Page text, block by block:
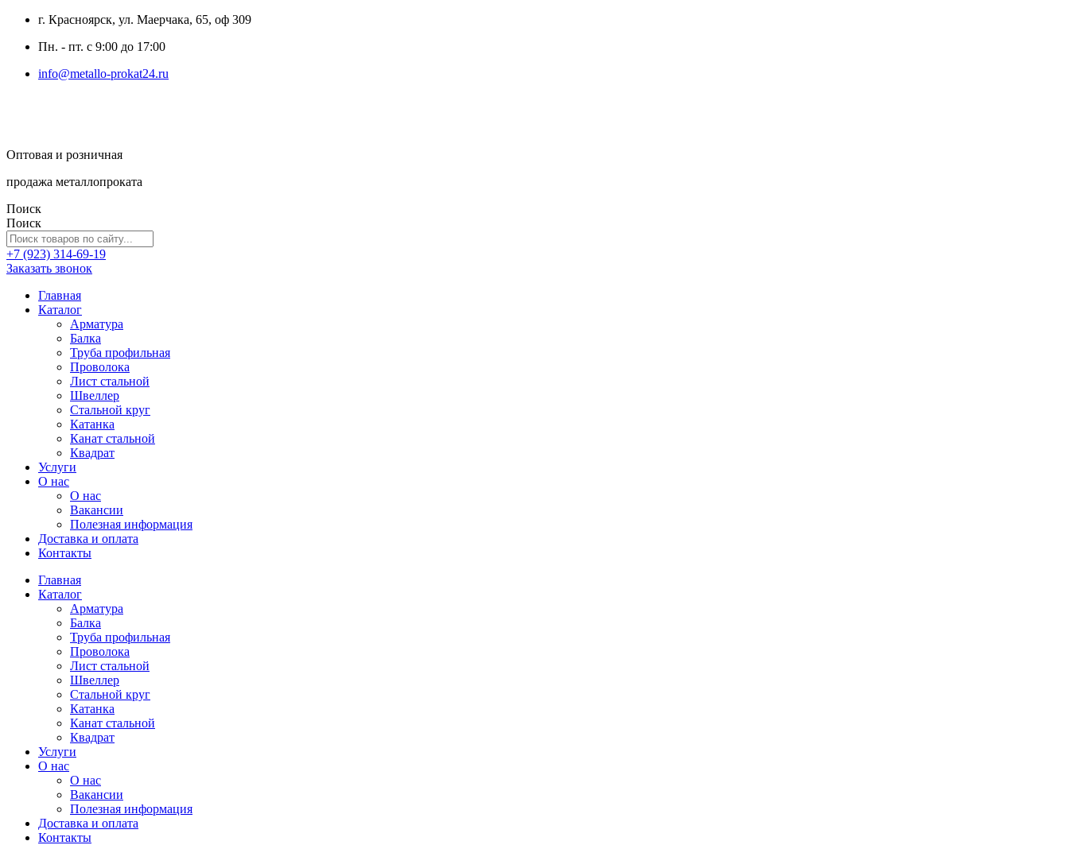
г. Красноярск, ул. Маерчака, 65, оф 309
Пн. - пт. с 9:00 до 17:00
info@metallo-prokat24.ru
Оптовая и розничная
продажа металлопроката
Поиск
Поиск
+7 (923) 314-69-19
Заказать звонок
Главная
Каталог
Арматура
Балка
Труба профильная
Проволока
Лист стальной
Швеллер
Стальной круг
Катанка
Канат стальной
Квадрат
Услуги
О нас
О нас
Вакансии
Полезная информация
Доставка и оплата
Контакты
Главная
Каталог
Арматура
Балка
Труба профильная
Проволока
Лист стальной
Швеллер
Стальной круг
Катанка
Канат стальной
Квадрат
Услуги
О нас
О нас
Вакансии
Полезная информация
Доставка и оплата
Контакты